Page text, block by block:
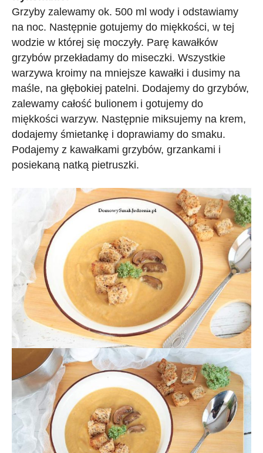
Grzyby zalewamy ok. 500 ml wody i odstawiamy
na noc. Następnie gotujemy do miękkości, w tej
wodzie w której się moczyły. Parę kawałków
grzybów przekładamy do miseczki. Wszystkie
warzywa kroimy na mniejsze kawałki i dusimy na
maśle, na głębokiej patelni. Dodajemy do grzybów,
zalewamy całość bulionem i gotujemy do
miękkości warzyw. Następnie miksujemy na krem,
dodajemy śmietankę i doprawiamy do smaku.
Podajemy z kawałkami grzybów, grzankami i
posiekaną natką pietruszki.